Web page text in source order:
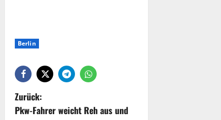
Berlin
Zurück:
Pkw-Fahrer weicht Reh aus und